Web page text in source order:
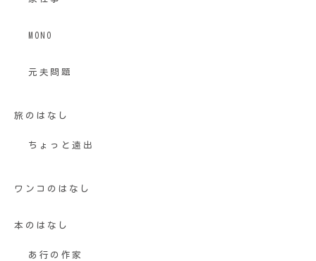
MONO
元夫問題
旅のはなし
ちょっと遠出
ワンコのはなし
本のはなし
あ行の作家